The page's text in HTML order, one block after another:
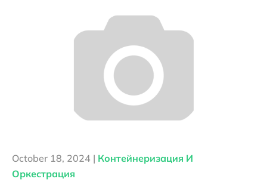
October 18, 2024 | Контейнеризация И
Оркестрация